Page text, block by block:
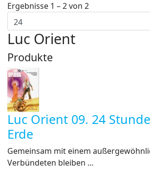
Ergebnisse 1 – 2 von 2
Luc Orient
Produkte
Luc Orient 09. 24
Erde
Gemeinsam mit einem
Verbündeten bleiben ...